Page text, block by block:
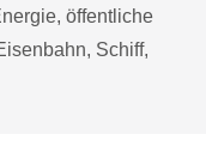
öffentliche
Schiff,